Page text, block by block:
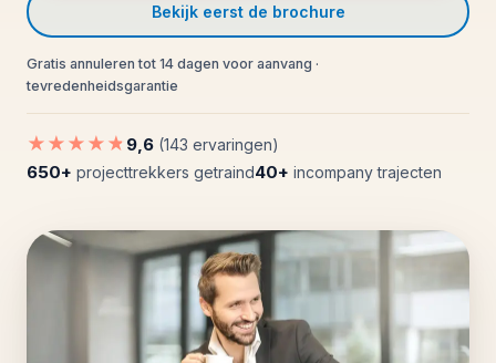
Bekijk eerst de brochure
Gratis annuleren tot 14 dagen voor aanvang ·
tevredenheidsgarantie
★★★★★ 9,6 (143 ervaringen)
650+ projecttrekkers getraind40+ incompany trajecten